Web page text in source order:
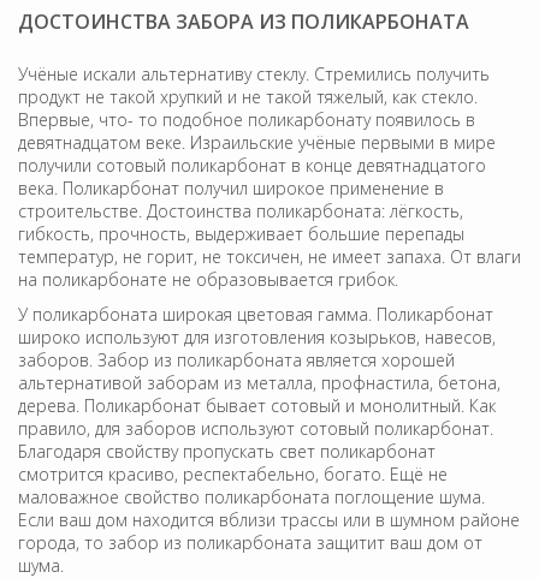
ДОСТОИНСТВА ЗАБОРА ИЗ ПОЛИКАРБОНАТА
Учёные искали альтернативу стеклу. Стремились получить
продукт не такой хрупкий и не такой тяжелый, как стекло.
Впервые, что- то подобное поликарбонату появилось в
девятнадцатом веке. Израильские учёные первыми в мире
получили сотовый поликарбонат в конце девятнадцатого
века. Поликарбонат получил широкое применение в
строительстве. Достоинства поликарбоната: лёгкость,
гибкость, прочность, выдерживает большие перепады
температур, не горит, не токсичен, не имеет запаха. От влаги
на поликарбонате не образовывается грибок.
У поликарбоната широкая цветовая гамма. Поликарбонат
широко используют для изготовления козырьков, навесов,
заборов. Забор из поликарбоната является хорошей
альтернативой заборам из металла, профнастила, бетона,
дерева. Поликарбонат бывает сотовый и монолитный. Как
правило, для заборов используют сотовый поликарбонат.
Благодаря свойству пропускать свет поликарбонат
смотрится красиво, респектабельно, богато. Ещё не
маловажное свойство поликарбоната поглощение шума.
Если ваш дом находится вблизи трассы или в шумном районе
города, то забор из поликарбоната защитит ваш дом от
шума.